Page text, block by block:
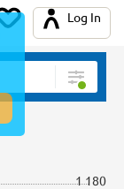
Log In
1 180